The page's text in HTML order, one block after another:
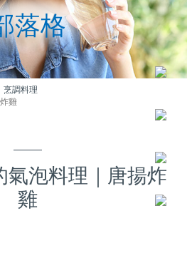
落格
烹調料理
雞
氣泡料理｜唐揚炸
雞